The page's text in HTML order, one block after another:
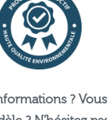
?